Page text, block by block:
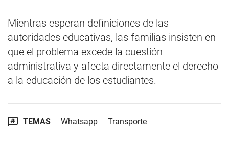
Mientras esperan definiciones de las
autoridades educativas, las familias insisten en
que el problema excede la cuestión
administrativa y afecta directamente el derecho
a la educación de los estudiantes.
TEMAS Whatsapp Transporte